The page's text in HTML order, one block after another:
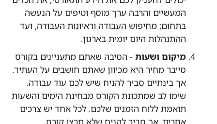
המעשיים והרבה ערך מוסף וטיפים על הנעשה
בתחום; מחיפוש העבודה וראיונות העבודה, ועד
ההתנהלות היום יומית בארגון.
מיקום ושעות - הסיבה שאתם מתעניינים בקורס
סייבר מחיר היא מכיוון שאתם חושבים על העתיד.
אך בינתיים סביר להניח שיש לכם עוד עבודה.
שימו לב שמתכונת הקורס מבחינת הימים והשעות
תואמת ללוח הזמנים שלכם. לכל אחד יש צרכים